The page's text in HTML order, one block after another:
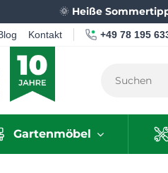
🌞 Heiße
Kontakt +49 78 195
Gartenmöbel